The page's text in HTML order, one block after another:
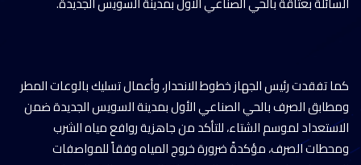
كما تفقدت رئيس الجهاز خطوط الانحدار، وأعمال تسليك بالوعات المطر
ومطابق الصرف بالحي الصناعي الأول بمدينة السويس الجديدة ضمن
الاستعداد لموسم الشتاء، للتأكد من جاهزية روافع مياه الشرب
ومحطات الصرف، مؤكدةً ضرورة خروج المياه وفقاً للمواصفات